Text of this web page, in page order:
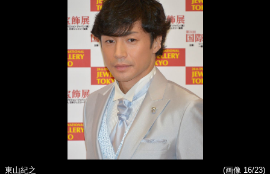
東山紀之
(画像 16/23)